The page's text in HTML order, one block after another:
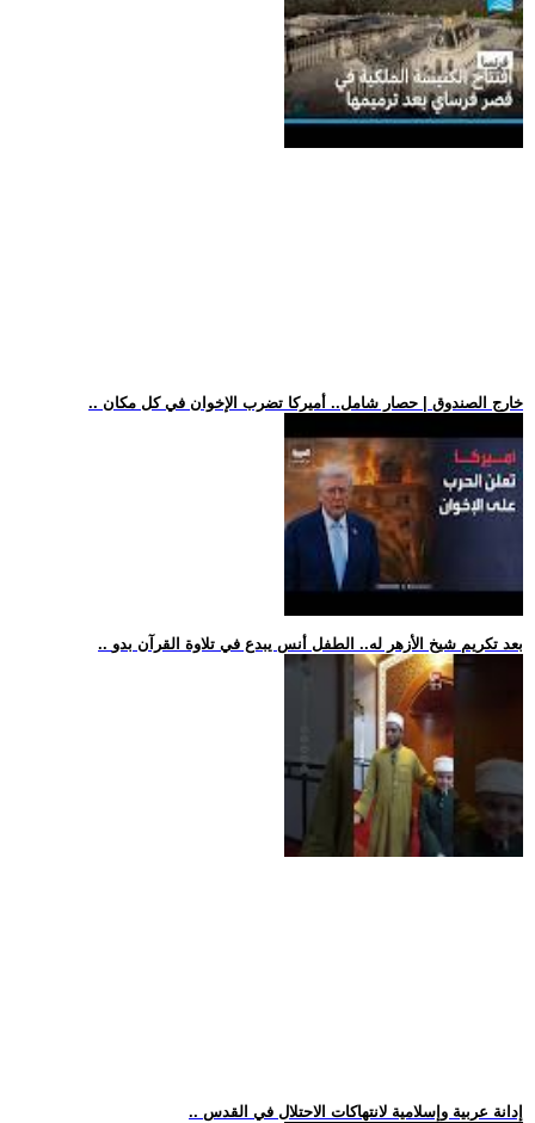
.. خارج الصندوق | حصار شامل.. أميركا تضرب الإخوان في كل مكان
.. بعد تكريم شيخ الأزهر له.. الطفل أنس يبدع في تلاوة القرآن بدو
.. إدانة عربية وإسلامية لانتهاكات الاحتلال في القدس